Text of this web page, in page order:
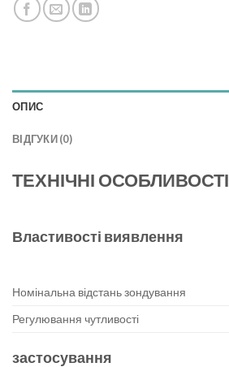
ОПИС
ВІДГУКИ (0)
ТЕХНІЧНІ ОСОБЛИВОСТІ
Властивості виявлення
Номінальна відстань зондування
Регулювання чутливості
застосування